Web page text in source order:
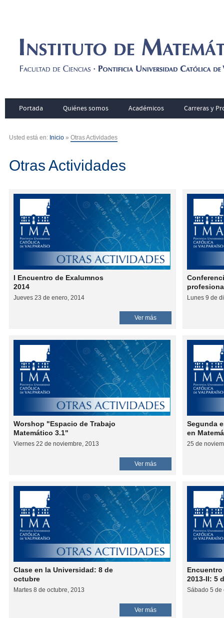
Portada Quiénes somos Académicos Carreras y
Usted está en: Inicio » Otras Actividades
Otras Actividades
I Encuentro de Exalumnos
2014
Jueves 23 de enero, 2014
Ver más
Lunes 9 de
Worshop "Espacio de Trabajo
Matemático 3.1"
Viernes 22 de noviembre, 2013
Ver más
Segunda
en
25 de
Clase en la Universidad: 8 de
octubre
Martes 8 de octubre, 2013
Ver más
2013-II: 5
Sábado 5 de